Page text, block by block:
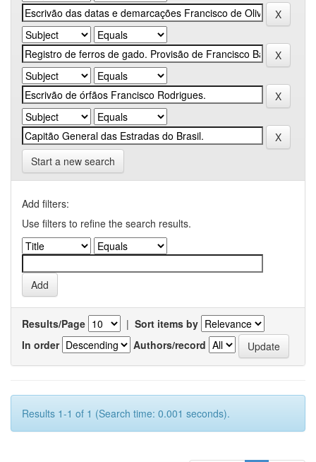
Start a new search
Add filters:
Use filters to refine the search results.
Results/Page | Sort items by
In order
Authors/record
Results 1-1 of 1 (Search time: 0.001 seconds).